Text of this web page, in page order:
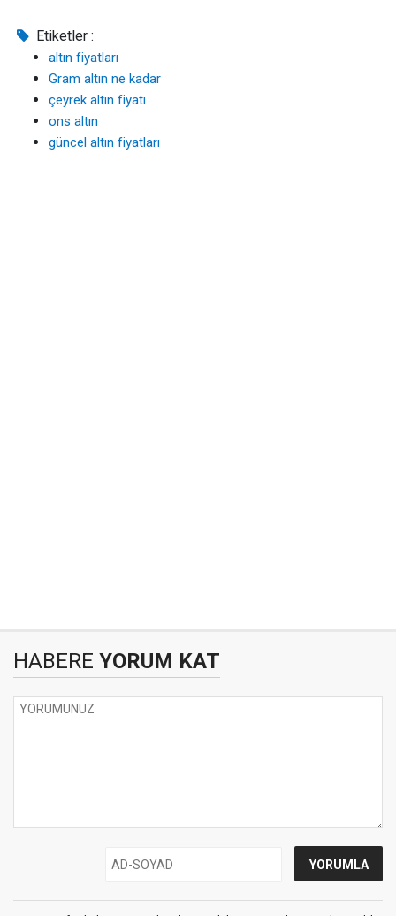
Etiketler :
altın fiyatları
Gram altın ne kadar
çeyrek altın fiyatı
ons altın
güncel altın fiyatları
HABERE YORUM KAT